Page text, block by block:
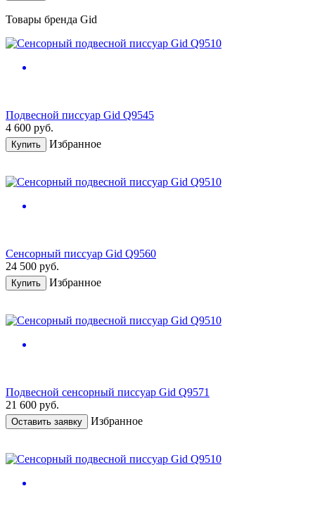
Товары бренда Gid
Подвесной писсуар Gid Q9545
4 600 руб.
Купить Избранное
Сенсорный писсуар Gid Q9560
24 500 руб.
Купить Избранное
Подвесной сенсорный писсуар Gid Q9571
21 600 руб.
Оставить заявку Избранное